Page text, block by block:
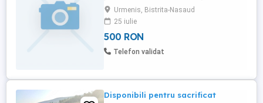
Urmenis, Bistrita-Nasaud
25 iulie
500 RON
Telefon validat
Disponibili pentru sacrificat